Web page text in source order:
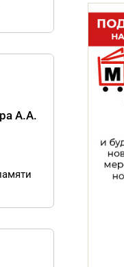
А.А.